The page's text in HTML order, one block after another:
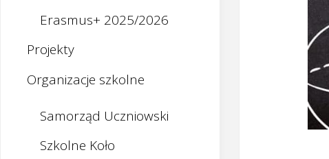
Erasmus+ 2025/2026
Projekty
Organizacje szkolne
Samorząd Uczniowski
Szkolne Koło